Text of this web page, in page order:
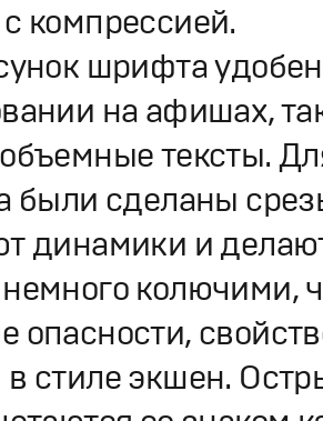
компрессией.
шрифта
на афишах,
тексты.
были сделаны
динамики и
колючими,
опасности,
стиле экшен.